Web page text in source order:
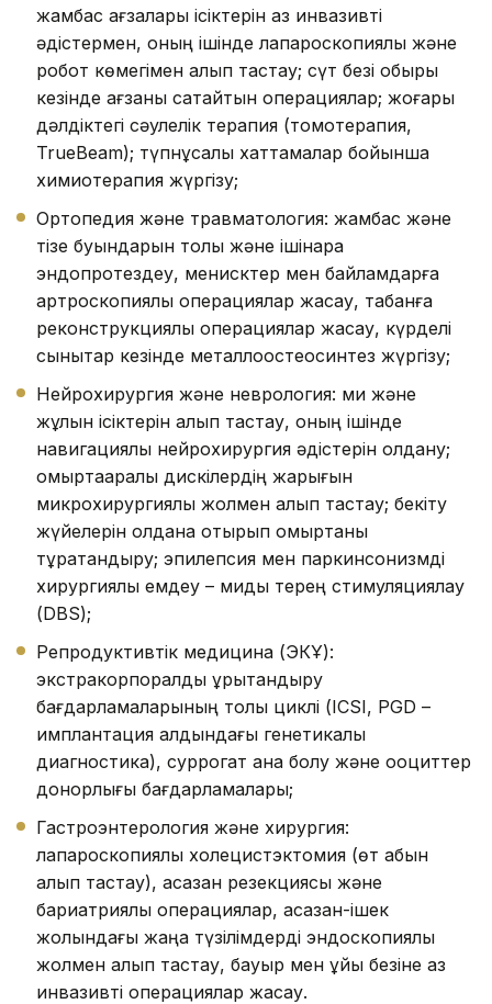
жамбас ағзалары ісіктерін аз инвазивті
әдістермен, оның ішінде лапароскопиялық және
робот көмегімен алып тастау; сүт безі обыры
кезінде ағзаны сақтайтын операциялар; жоғары
дәлдіктегі сәулелік терапия (томотерапия,
TrueBeam); түпнұсқалық хаттамалар бойынша
химиотерапия жүргізу;
Ортопедия және травматология: жамбас және
тізе буындарын толық және ішінара
эндопротездеу, менисктер мен байламдарға
артроскопиялық операциялар жасау, табанға
реконструкциялық операциялар жасау, күрделі
сынықтар кезінде металлоостеосинтез жүргізу;
Нейрохирургия және неврология: ми және
жұлын ісіктерін алып тастау, оның ішінде
навигациялық нейрохирургия әдістерін қолдану;
омыртқааралық дискілердің жарығын
микрохирургиялық жолмен алып тастау; бекіту
жүйелерін қолдана отырып омыртқаны
тұрақтандыру; эпилепсия мен паркинсонизмді
хирургиялық емдеу – миды терең стимуляциялау
(DBS);
Репродуктивтік медицина (ЭКҰ):
экстракорпоралдық ұрықтандыру
бағдарламаларының толық циклі (ICSI, PGD –
имплантация алдындағы генетикалық
диагностика), суррогат ана болу және ооциттер
донорлығы бағдарламалары;
Гастроэнтерология және хирургия:
лапароскопиялық холецистэктомия (өт қабын
алып тастау), асқазан резекциясы және
бариатриялық операциялар, асқазан-ішек
жолындағы жаңа түзілімдерді эндоскопиялық
жолмен алып тастау, бауыр мен ұйқы безіне аз
инвазивті операциялар жасау.